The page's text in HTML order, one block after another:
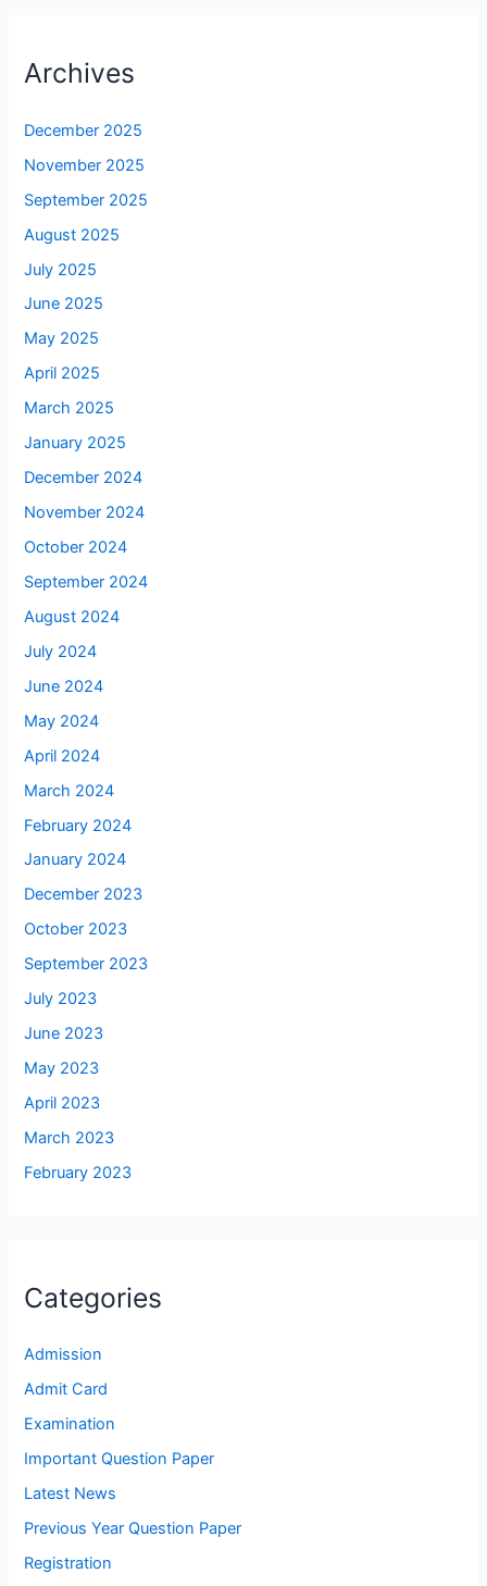
Archives
December 2025
November 2025
September 2025
August 2025
July 2025
June 2025
May 2025
April 2025
March 2025
January 2025
December 2024
November 2024
October 2024
September 2024
August 2024
July 2024
June 2024
May 2024
April 2024
March 2024
February 2024
January 2024
December 2023
October 2023
September 2023
July 2023
June 2023
May 2023
April 2023
March 2023
February 2023
Categories
Admission
Admit Card
Examination
Important Question Paper
Latest News
Previous Year Question Paper
Registration